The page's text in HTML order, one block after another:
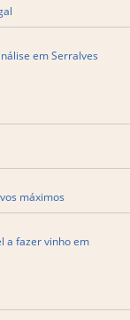
em Serralves
máximos
a fazer vinho em